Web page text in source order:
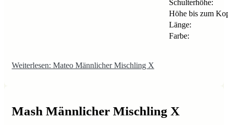
Schulterhöhe:
Höhe bis zum
Länge:
Farbe:
Weiterlesen: Mateo Männlicher Mischling X
Mash Männlicher Mischling X